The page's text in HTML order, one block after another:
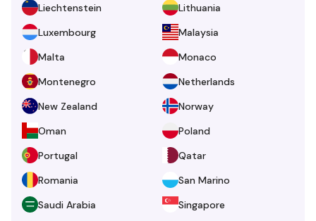
Liechtenstein
Lithuania
Luxembourg
Malaysia
Malta
Monaco
Montenegro
Netherlands
New Zealand
Norway
Oman
Poland
Portugal
Qatar
Romania
San Marino
Saudi Arabia
Singapore